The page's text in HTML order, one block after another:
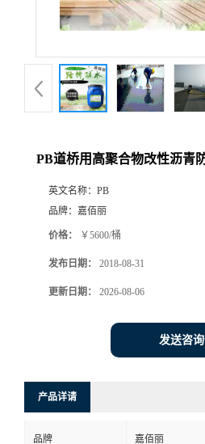
PB道桥用高聚合物改性沥青
英文名称： PB
品牌： 嘉佰丽
价格： ￥5600/桶
发布日期： 2018-08-31
更新日期： 2026-08-06
发送咨
产品详请
品牌 嘉佰丽